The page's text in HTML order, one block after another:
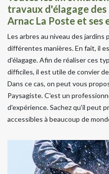
travaux d'élagage des
Arnac La Poste et ses
Les arbres au niveau des
différentes manières. En fait, il
d'élagage. Afin de réaliser ces
difficiles, il est utile de convier
Dans ce cas, on peut vous
Paysagiste. C'est un
d'expérience. Sachez qu'il peut
accessibles à beaucoup de